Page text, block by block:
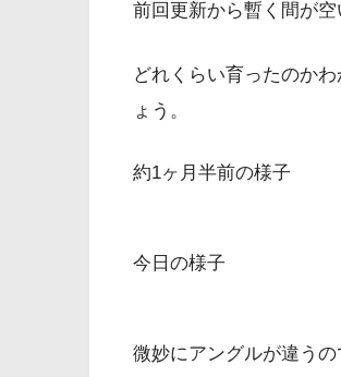
前回更新から暫く間が
どれくらい育ったのか
ょう。
約1ヶ月半前の様子
今日の様子
微妙にアングルが違う